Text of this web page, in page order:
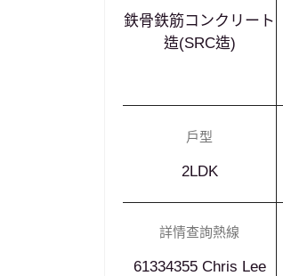
鉄骨鉄筋コンクリート
造(SRC造)
戶型
2LDK
詳情查詢熱線
61334355 Chris Lee